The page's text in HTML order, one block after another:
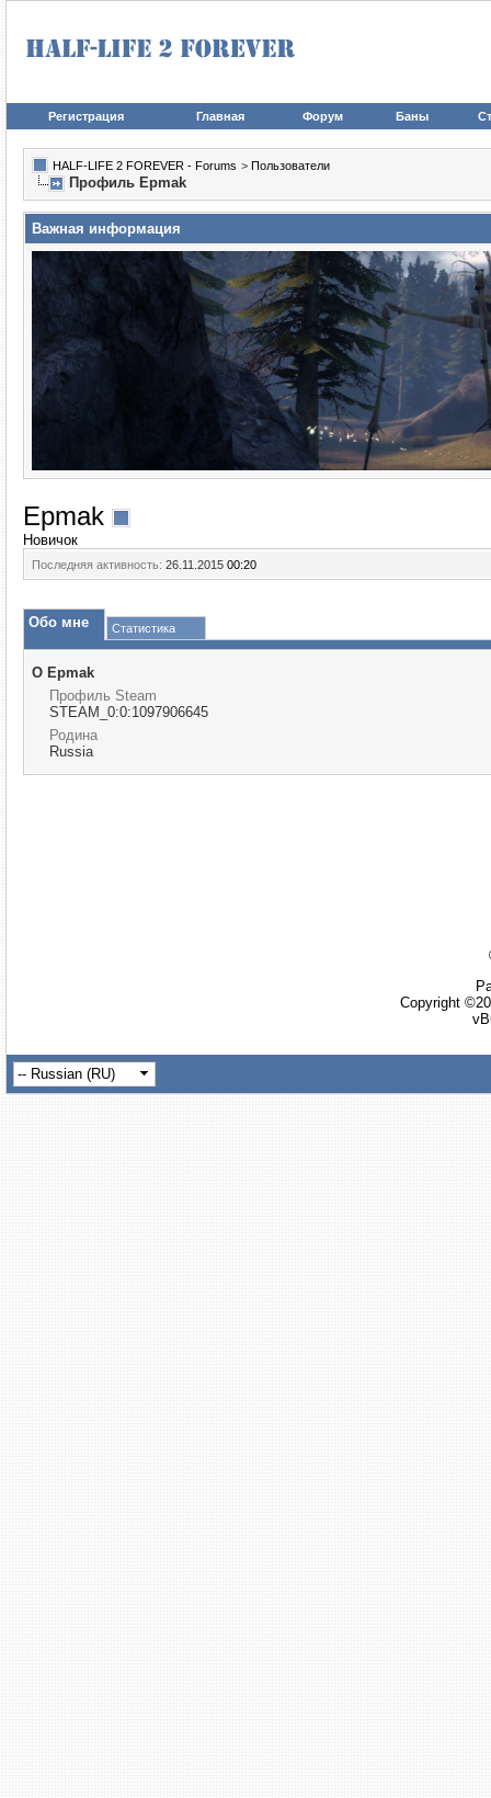
Регистрация Главная Форум Баны
HALF-LIFE 2 FOREVER - Forums > Пользователи
Профиль Epmak
Важная информация
Epmak
Новичок
Последняя активность: 26.11.2015 00:20
Обо мне Статистика
О Epmak
Профиль Steam
STEAM_0:0:1097906645
Родина
Russia
Copyright